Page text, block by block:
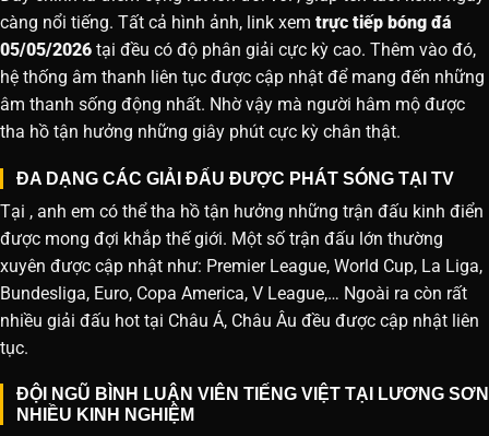
càng nổi tiếng. Tất cả hình ảnh, link xem trực tiếp bóng đá
05/05/2026 tại đều có độ phân giải cực kỳ cao. Thêm vào đó,
hệ thống âm thanh liên tục được cập nhật để mang đến những
âm thanh sống động nhất. Nhờ vậy mà người hâm mộ được
tha hồ tận hưởng những giây phút cực kỳ chân thật.
ĐA DẠNG CÁC GIẢI ĐẤU ĐƯỢC PHÁT SÓNG TẠI TV
Tại , anh em có thể tha hồ tận hưởng những trận đấu kinh điển
được mong đợi khắp thế giới. Một số trận đấu lớn thường
xuyên được cập nhật như: Premier League, World Cup, La Liga,
Bundesliga, Euro, Copa America, V League,… Ngoài ra còn rất
nhiều giải đấu hot tại Châu Á, Châu Âu đều được cập nhật liên
tục.
ĐỘI NGŨ BÌNH LUẬN VIÊN TIẾNG VIỆT TẠI LƯƠNG SƠN
NHIỀU KINH NGHIỆM